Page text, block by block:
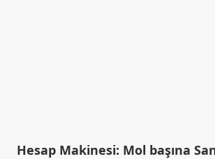
Hesap Makinesi: Mol başına